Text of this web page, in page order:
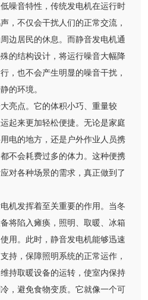
噪音特性，传统发电机在运行时
，不仅会干扰人们的正常交流，
边居民的休息。而静音发电机通
的结构设计，将运行噪音大幅降
，也不会产生明显的噪音干扰，
的环境。
亮点。它的体积小巧、重量较
起来更加轻松便捷。无论是家庭
电的地方，还是户外作业人员携
不会耗费过多的体力。这种便携
对各种场景的需求，真正做到了
机发挥着至关重要的作用。当冬
将陷入瘫痪，照明、取暖、冰箱
用。此时，静音发电机能够迅速
持，保障照明系统的正常运作，
持取暖设备的运转，使室内保持
，避免食物变质。它就像一个可